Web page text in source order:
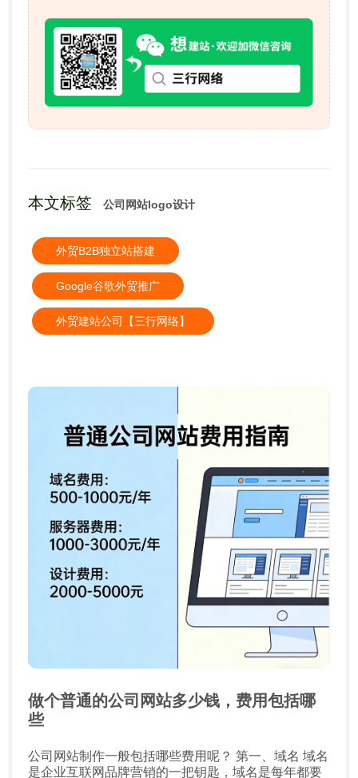
本文标签 公司网站logo设计
外贸B2B独立站搭建
Google谷歌外贸推广
外贸建站公司【三行网络】
做个普通的公司网站多少钱，费用包括哪
些
公司网站制作一般包括哪些费用呢？ 第一、域名 域名
是企业互联网品牌营销的一把钥匙，域名是每年都要